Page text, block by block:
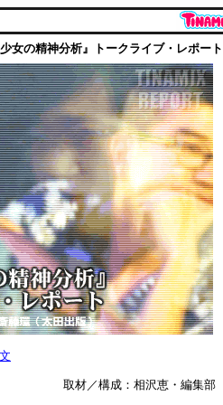
少女の精神分析』トークライブ・レポート
取材／構成：相沢恵・編集部